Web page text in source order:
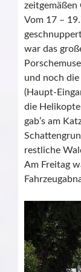
Vom 17 –
war das
und noch
(Haupt-
die
gab’s am
restliche
Am Freitag